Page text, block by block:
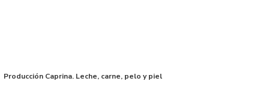
Producción Caprina. Leche, carne, pelo y piel